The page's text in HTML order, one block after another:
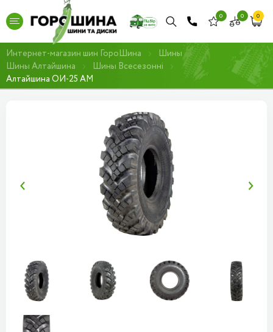
0 0 0
Интернет-магазин шин ГороШина
Шины
Шины Алтайшина
Шины Всесезонні
Алтайшина ОИ-25 АМ